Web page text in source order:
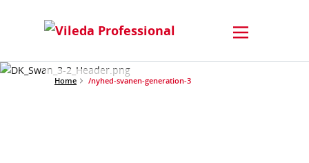
Home /nyhed-svanen-generation-3